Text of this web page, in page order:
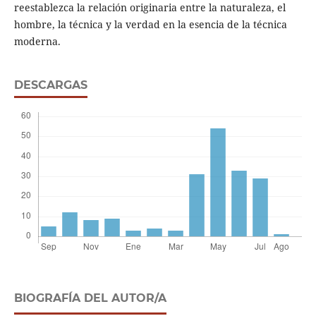
reestablezca la relación originaria entre la naturaleza, el
hombre, la técnica y la verdad en la esencia de la técnica
moderna.
DESCARGAS
BIOGRAFÍA DEL AUTOR/A